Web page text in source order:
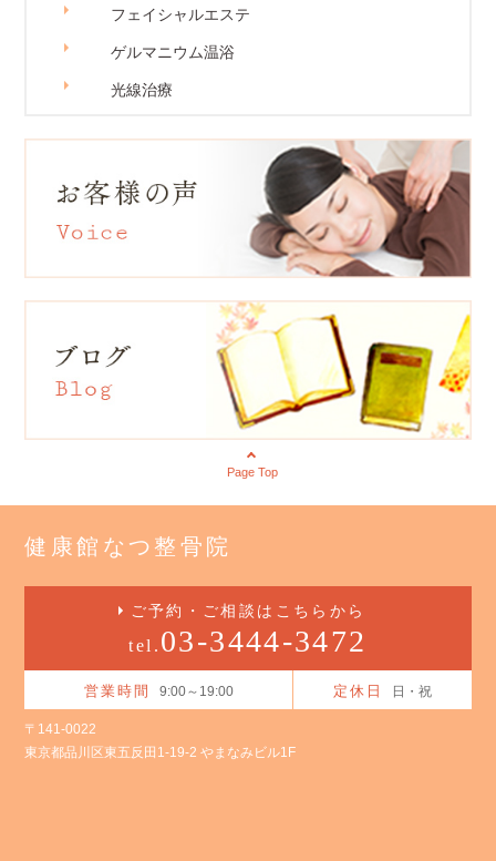
フェイシャルエステ
ゲルマニウム温浴
光線治療
Page Top
健康館なつ整骨院
ご予約・ご相談はこちらから
tel. 03-3444-3472
営業時間 9:00～19:00 定休日 日・祝
〒141-0022
東京都品川区東五反田1-19-2 やまなみビル1F